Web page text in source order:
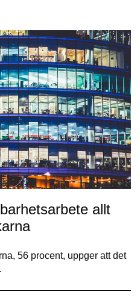
allt
56 procent, uppger att det